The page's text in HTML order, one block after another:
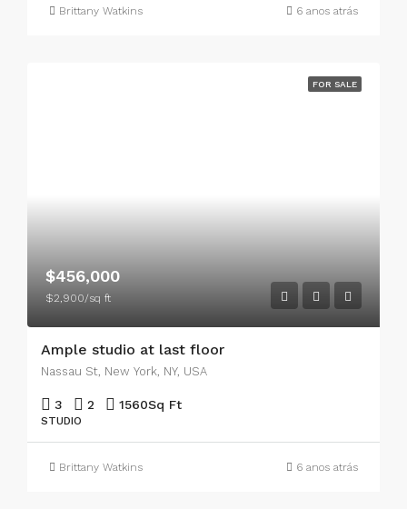
Brittany Watkins 6 anos atrás
FOR SALE
$456,000
$2,900/sq ft
Ample studio at last floor
Nassau St, New York, NY, USA
3 2 1560Sq Ft
STUDIO
Brittany Watkins 6 anos atrás